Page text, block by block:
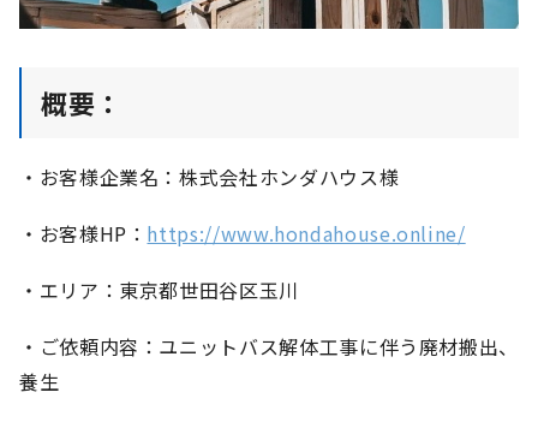
概要：
・お客様企業名：株式会社ホンダハウス様
・お客様HP： https://www.hondahouse.online/
・エリア：東京都世田谷区玉川
・ご依頼内容：ユニットバス解体工事に伴う廃材搬出、
養生